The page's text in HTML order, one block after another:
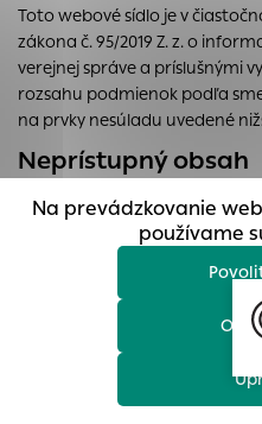
Toto webové sídlo je v
zákona č. 95/2019 Z. z. o
verejnej správe a príslušnými
rozsahu podmienok podľa
na prvky nesúladu uvedené
Neprístupný obsah
Obsah uvedený nižšie
dôvodov:
Nesúlad so smernicou (EÚ)
obrázky v PDF
alternatívny text [Kritérium
pre videozáznam
zvuková stopa, ktorá
Na prevádzkovanie
používame
Analytické cookies
pochopiť, ako návštevníci
mohol stránky
skúsenosť. Všetky dáta sa
možné ich spojiť s
Uložiť
Viac